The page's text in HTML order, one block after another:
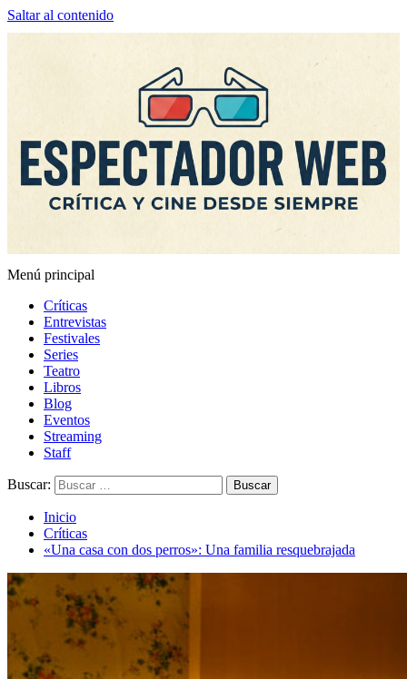
Saltar al contenido
Espectador Web
Menú principal
Críticas
Entrevistas
Festivales
Series
Teatro
Libros
Blog
Eventos
Streaming
Staff
Buscar:
Inicio
Críticas
«Una casa con dos perros»: Una familia resquebrajada